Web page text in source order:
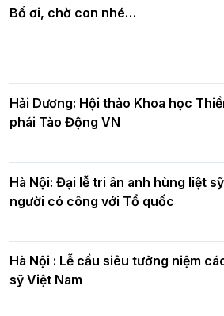
nhân mùa Phật đản PL.2570
quả
Bố ơi, chờ con nhé…
Hải Dương: Hội thảo Khoa học
phái Tào Động VN
Hà Nội: Đại lễ tri ân anh hùng liệt
người có công với Tổ quốc
Hà Nội : Lễ cầu siêu tưởng niệm
sỹ Việt Nam